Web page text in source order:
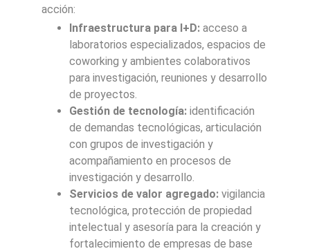
acción:
Infraestructura para I+D: acceso a
laboratorios especializados, espacios de
coworking y ambientes colaborativos
para investigación, reuniones y desarrollo
de proyectos.
Gestión de tecnología: identificación
de demandas tecnológicas, articulación
con grupos de investigación y
acompañamiento en procesos de
investigación y desarrollo.
Servicios de valor agregado: vigilancia
tecnológica, protección de propiedad
intelectual y asesoría para la creación y
fortalecimiento de empresas de base